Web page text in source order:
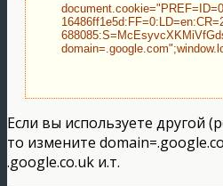
Если вы используете другой
то измените
.google.co.uk и.т.